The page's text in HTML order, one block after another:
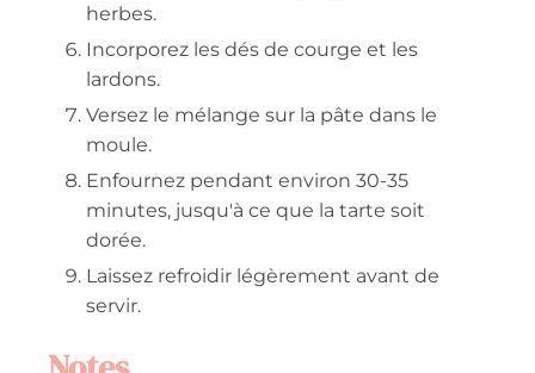
herbes.
Incorporez les dés de courge et les
lardons.
Versez le mélange sur la pâte dans le
moule.
Enfournez pendant environ 30-35
minutes, jusqu'à ce que la tarte soit
dorée.
Laissez refroidir légèrement avant de
servir.